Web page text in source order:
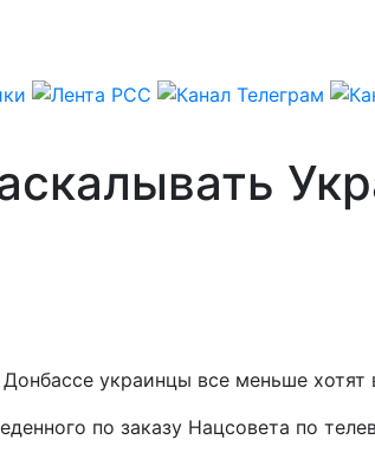
украинцы все меньше хотят
по заказу Нацсовета по